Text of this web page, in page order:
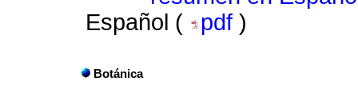
Español (
pdf )
Botánica